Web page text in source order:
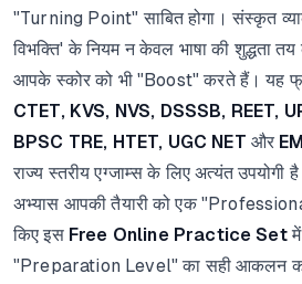
"Turning Point" साबित होगा। संस्कृत
विभक्ति' के नियम न केवल भाषा की शुद्धता तय
आपके स्कोर को भी "Boost" करते हैं। यह
CTET, KVS, NVS, DSSSB, REET,
BPSC TRE, HTET, UGC NET और
राज्य स्तरीय एग्जाम्स के लिए अत्यंत
अभ्यास आपकी तैयारी को एक
किए इस Free Online Practice Setमें
"Preparation Level" का सही आकलन